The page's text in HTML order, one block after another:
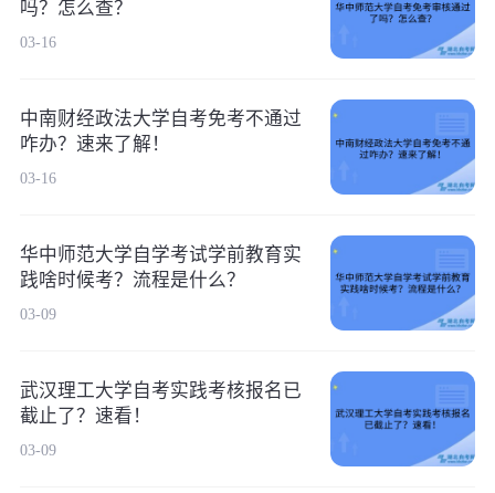
吗？怎么查？
03-16
中南财经政法大学自考免考不通过
咋办？速来了解！
03-16
华中师范大学自学考试学前教育实
践啥时候考？流程是什么？
03-09
武汉理工大学自考实践考核报名已
截止了？速看！
03-09